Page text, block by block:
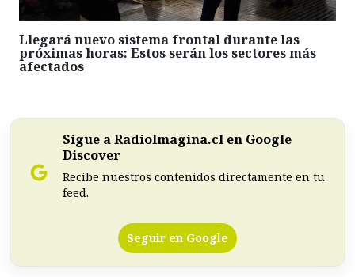
Llegará nuevo sistema frontal durante las
próximas horas: Estos serán los sectores más
afectados
Sigue a RadioImagina.cl en Google
Discover
Recibe nuestros contenidos directamente en tu
feed.
Seguir en Google